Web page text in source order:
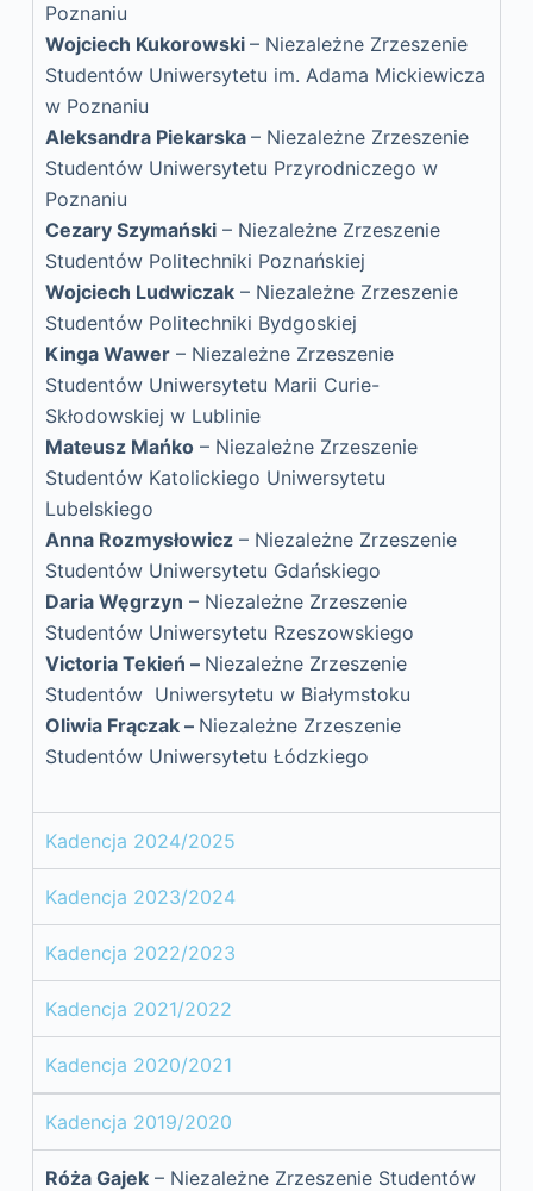
Poznaniu
Wojciech Kukorowski – Niezależne Zrzeszenie
Studentów Uniwersytetu im. Adama Mickiewicza
w Poznaniu
Aleksandra Piekarska – Niezależne Zrzeszenie
Studentów Uniwersytetu Przyrodniczego w
Poznaniu
Cezary Szymański– Niezależne Zrzeszenie
Studentów Politechniki Poznańskiej
Wojciech Ludwiczak– Niezależne Zrzeszenie
Studentów Politechniki Bydgoskiej
Kinga Wawer– Niezależne Zrzeszenie
Studentów Uniwersytetu Marii Curie-
Skłodowskiej w Lublinie
Mateusz Mańko– Niezależne Zrzeszenie
Studentów Katolickiego Uniwersytetu
Lubelskiego
Anna Rozmysłowicz– Niezależne Zrzeszenie
Studentów Uniwersytetu Gdańskiego
Daria Węgrzyn – Niezależne Zrzeszenie
Studentów Uniwersytetu Rzeszowskiego
Victoria Tekień – Niezależne Zrzeszenie
Studentów Uniwersytetu w Białymstoku
Oliwia Frączak – Niezależne Zrzeszenie
Studentów Uniwersytetu Łódzkiego
Kadencja 2024/2025
Kadencja 2023/2024
Kadencja 2022/2023
Kadencja 2021/2022
Kadencja 2020/2021
Kadencja 2019/2020
Róża Gajek– Niezależne Zrzeszenie Studentów